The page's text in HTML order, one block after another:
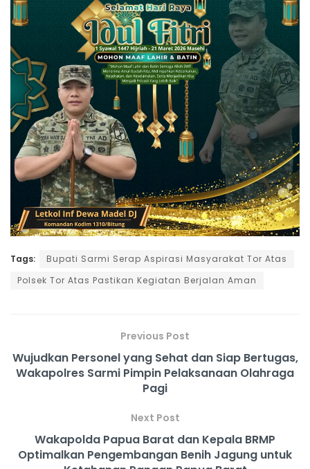
Tags:
Bupati Sarmi Serap Aspirasi Masyarakat Tor Atas
Polsek Tor Atas Pastikan Kegiatan Berjalan Aman
Previous Post
Wujudkan Personel yang Sehat dan Siap Bertugas,
Wakapolres Sarmi Pimpin Pelaksanaan Olahraga
Pagi
Next Post
Wakapolda Papua Barat dan Kepala BRMP
Optimalkan Pengembangan Benih Jagung untuk